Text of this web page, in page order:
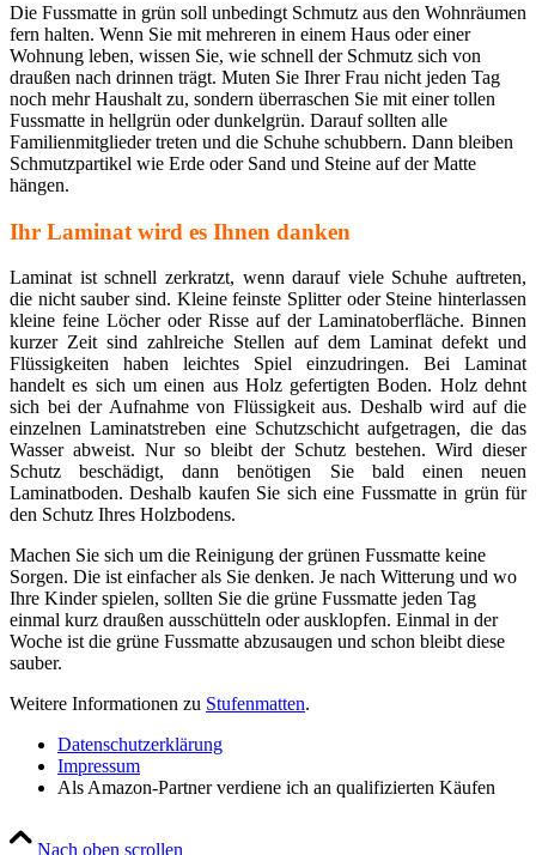
Die Fussmatte in grün soll unbedingt Schmutz aus den Wohnräumen
fern halten. Wenn Sie mit mehreren in einem Haus oder einer
Wohnung leben, wissen Sie, wie schnell der Schmutz sich von
draußen nach drinnen trägt. Muten Sie Ihrer Frau nicht jeden Tag
noch mehr Haushalt zu, sondern überraschen Sie mit einer tollen
Fussmatte in hellgrün oder dunkelgrün. Darauf sollten alle
Familienmitglieder treten und die Schuhe schubbern. Dann bleiben
Schmutzpartikel wie Erde oder Sand und Steine auf der Matte
hängen.
Ihr Laminat wird es Ihnen danken
Laminat ist schnell zerkratzt, wenn darauf viele Schuhe auftreten,
die nicht sauber sind. Kleine feinste Splitter oder Steine hinterlassen
kleine feine Löcher oder Risse auf der Laminatoberfläche. Binnen
kurzer Zeit sind zahlreiche Stellen auf dem Laminat defekt und
Flüssigkeiten haben leichtes Spiel einzudringen. Bei Laminat
handelt es sich um einen aus Holz gefertigten Boden. Holz dehnt
sich bei der Aufnahme von Flüssigkeit aus. Deshalb wird auf die
einzelnen Laminatstreben eine Schutzschicht aufgetragen, die das
Wasser abweist. Nur so bleibt der Schutz bestehen. Wird dieser
Schutz beschädigt, dann benötigen Sie bald einen neuen
Laminatboden. Deshalb kaufen Sie sich eine Fussmatte in grün für
den Schutz Ihres Holzbodens.
Machen Sie sich um die Reinigung der grünen Fussmatte keine
Sorgen. Die ist einfacher als Sie denken. Je nach Witterung und wo
Ihre Kinder spielen, sollten Sie die grüne Fussmatte jeden Tag
einmal kurz draußen ausschütteln oder ausklopfen. Einmal in der
Woche ist die grüne Fussmatte abzusaugen und schon bleibt diese
sauber.
Weitere Informationen zu Stufenmatten.
Datenschutzerklärung
Impressum
Als Amazon-Partner verdiene ich an qualifizierten Käufen
Nach oben scrollen